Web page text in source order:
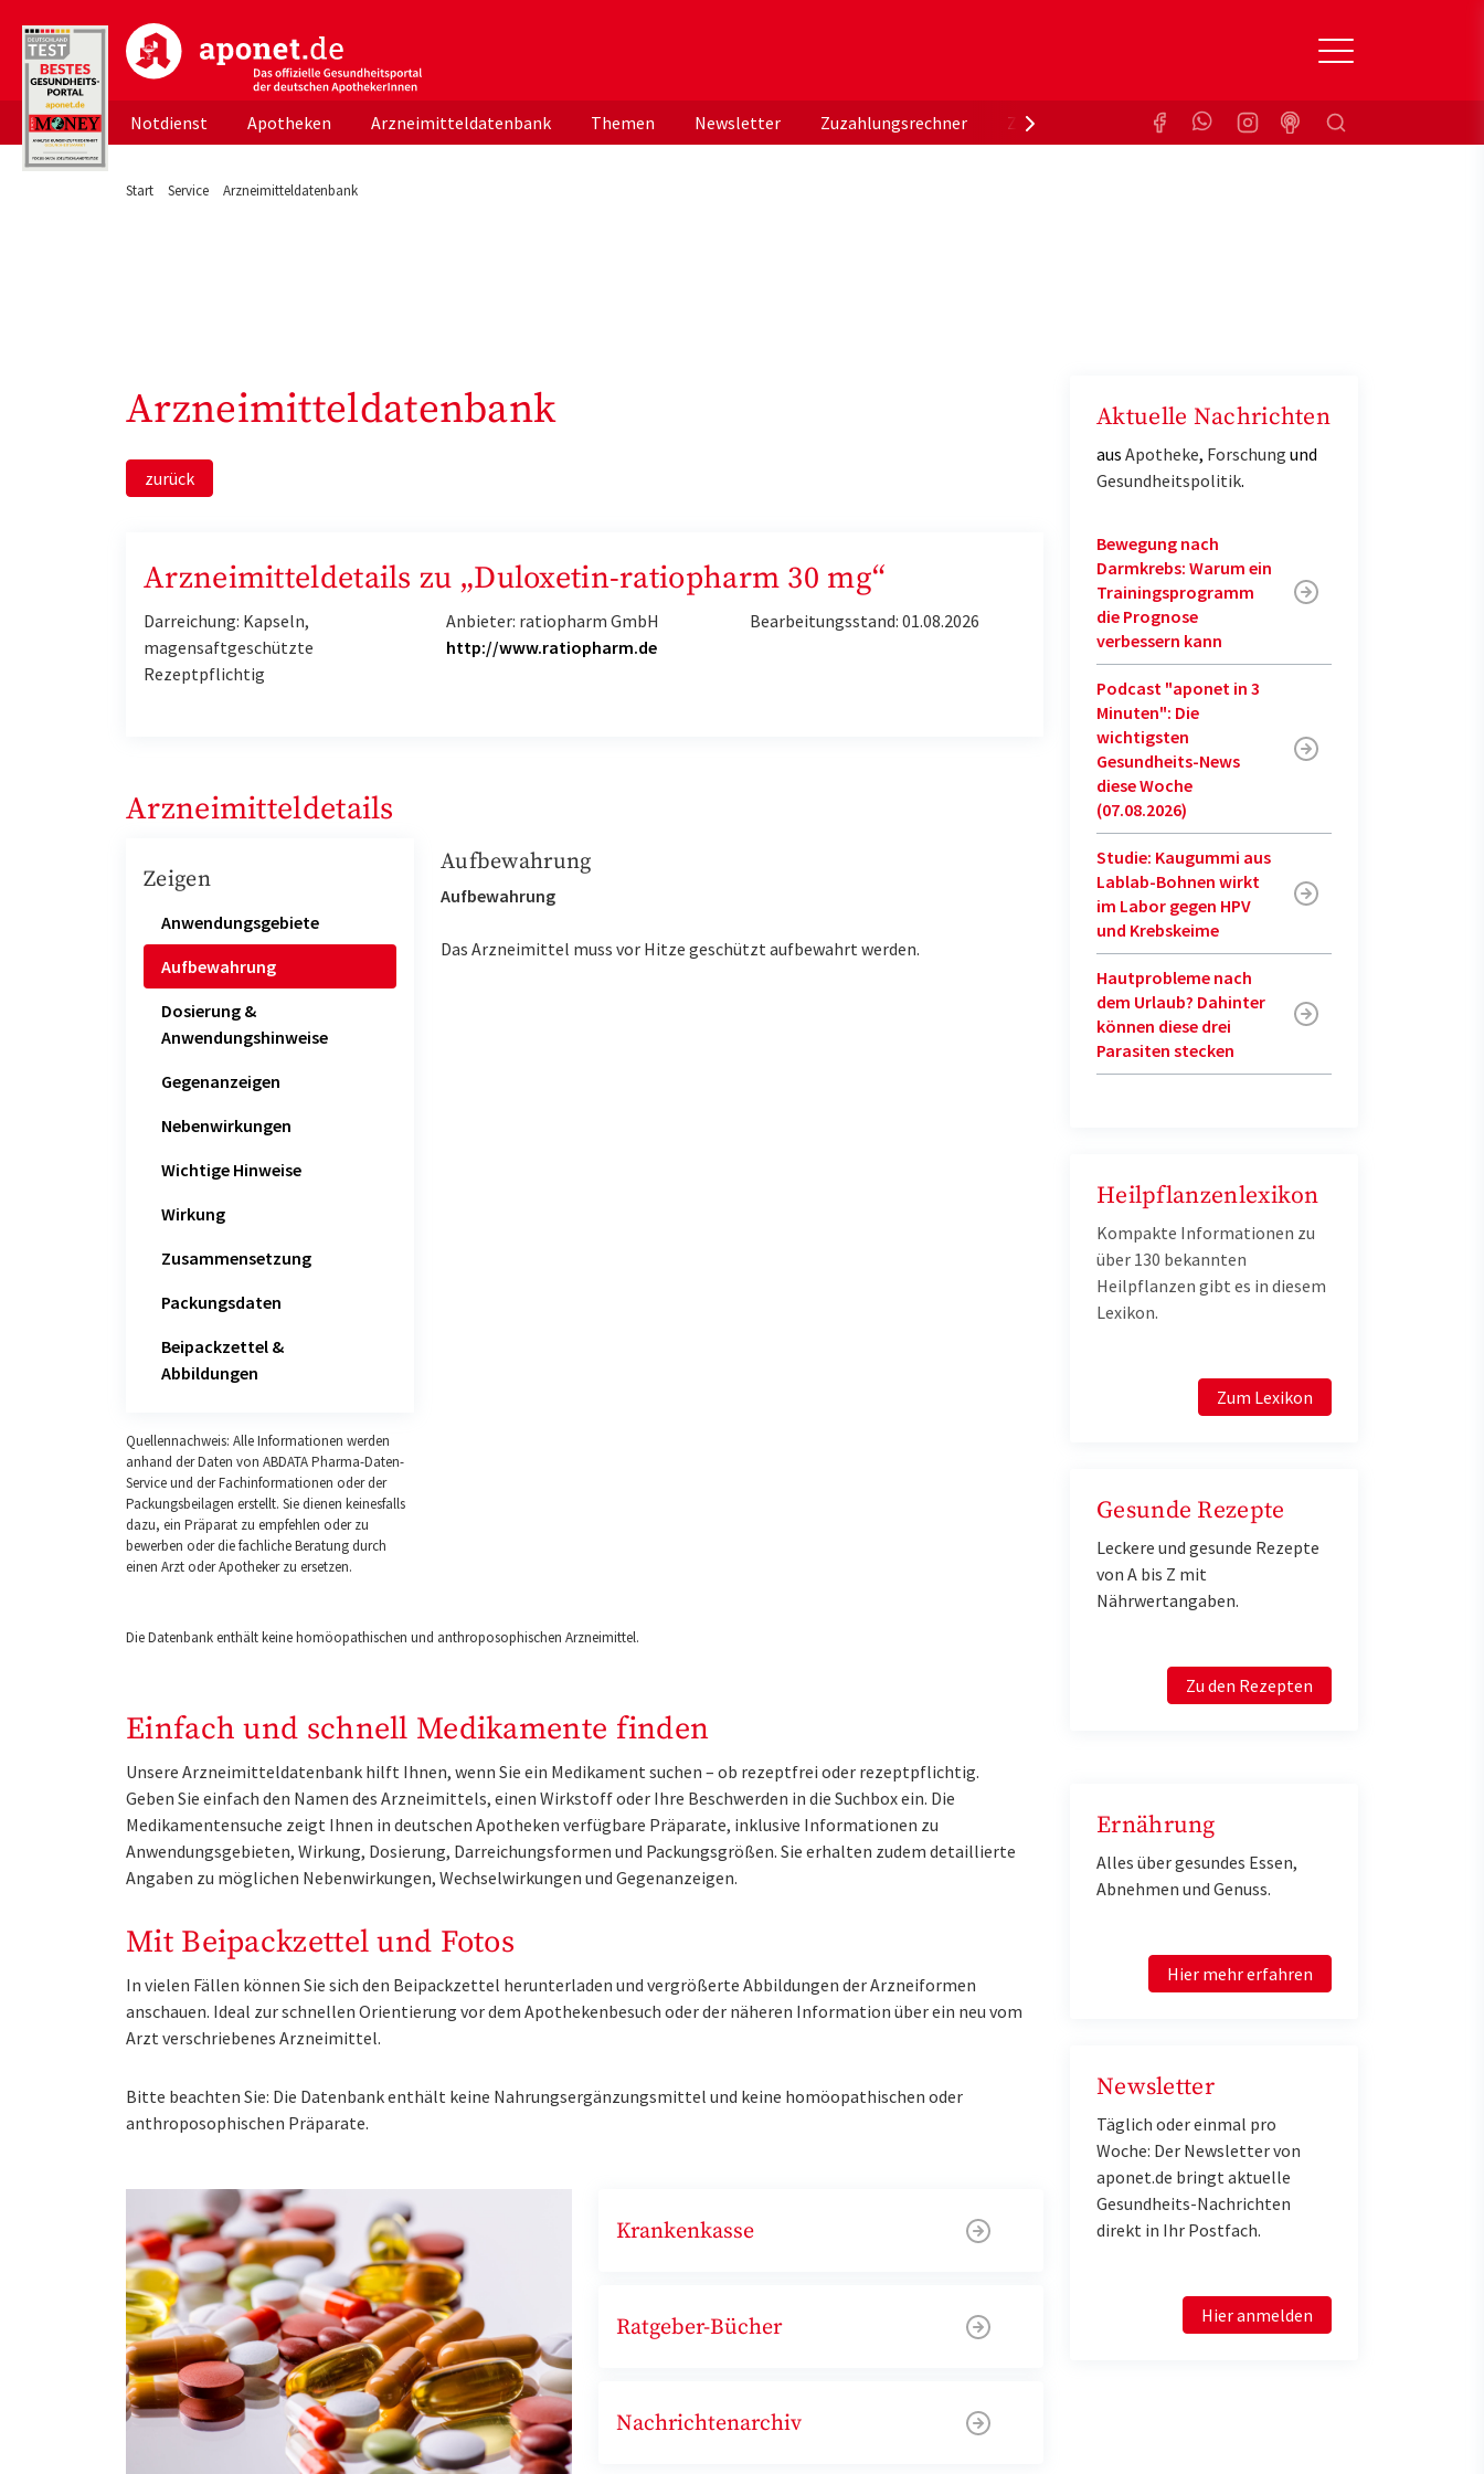
aponet.de - Das offizielle Gesundheitsportal der deutschen ApothekerInnen
Notdienst Apotheken Arzneimitteldatenbank Themen Newsletter Zuzahlungsrechner Zuzahlungsbefreiung KrankenkasseSuchen
Start Service Arzneimitteldatenbank
Arzneimitteldatenbank
zurück
Arzneimitteldetails zu „Duloxetin-ratiopharm 30 mg“
Darreichung: Kapseln,
magensaftgeschützte
Rezeptpflichtig
Anbieter: ratiopharm GmbH
http://www.ratiopharm.de
Bearbeitungsstand: 01.08.2026
Arzneimitteldetails
Zeigen
Anwendungsgebiete
Aufbewahrung
Dosierung &
Anwendungshinweise
Gegenanzeigen
Nebenwirkungen
Wichtige Hinweise
Wirkung
Zusammensetzung
Packungsdaten
Beipackzettel &
Abbildungen
Quellennachweis: Alle Informationen werden
anhand der Daten von ABDATA Pharma-Daten-
Service und der Fachinformationen oder der
Packungsbeilagen erstellt. Sie dienen keinesfalls
dazu, ein Präparat zu empfehlen oder zu
bewerben oder die fachliche Beratung durch
einen Arzt oder Apotheker zu ersetzen.
Aufbewahrung
Aufbewahrung
Das Arzneimittel muss vor Hitze geschützt aufbewahrt werden.
Die Datenbank enthält keine homöopathischen und anthroposophischen Arzneimittel.
Einfach und schnell Medikamente finden
Unsere Arzneimitteldatenbank hilft Ihnen, wenn Sie ein Medikament suchen – ob rezeptfrei oder rezeptpflichtig.
Geben Sie einfach den Namen des Arzneimittels, einen Wirkstoff oder Ihre Beschwerden in die Suchbox ein. Die
Medikamentensuche zeigt Ihnen in deutschen Apotheken verfügbare Präparate, inklusive Informationen zu
Anwendungsgebieten, Wirkung, Dosierung, Darreichungsformen und Packungsgrößen. Sie erhalten zudem detaillierte
Angaben zu möglichen Nebenwirkungen, Wechselwirkungen und Gegenanzeigen.
Mit Beipackzettel und Fotos
In vielen Fällen können Sie sich den Beipackzettel herunterladen und vergrößerte Abbildungen der Arzneiformen
anschauen. Ideal zur schnellen Orientierung vor dem Apothekenbesuch oder der näheren Information über ein neu vom
Arzt verschriebenes Arzneimittel.
Bitte beachten Sie: Die Datenbank enthält keine Nahrungsergänzungsmittel und keine homöopathischen oder
anthroposophischen Präparate.
Krankenkasse
Ratgeber-Bücher
Nachrichtenarchiv
Aktuelle Nachrichten
aus Apotheke, Forschung und
Gesundheitspolitik.
Bewegung nach
Darmkrebs: Warum ein
Trainingsprogramm
die Prognose
verbessern kann
Podcast "aponet in 3
Minuten": Die
wichtigsten
Gesundheits-News
diese Woche
(07.08.2026)
Studie: Kaugummi aus
Lablab-Bohnen wirkt
im Labor gegen HPV
und Krebskeime
Hautprobleme nach
dem Urlaub? Dahinter
können diese drei
Parasiten stecken
Heilpflanzenlexikon
Kompakte Informationen zu
über 130 bekannten
Heilpflanzen gibt es in diesem
Lexikon.
Zum Lexikon
Gesunde Rezepte
Leckere und gesunde Rezepte
von A bis Z mit
Nährwertangaben.
Zu den Rezepten
Ernährung
Alles über gesundes Essen,
Abnehmen und Genuss.
Hier mehr erfahren
Newsletter
Täglich oder einmal pro
Woche: Der Newsletter von
aponet.de bringt aktuelle
Gesundheits-Nachrichten
direkt in Ihr Postfach.
Hier anmelden